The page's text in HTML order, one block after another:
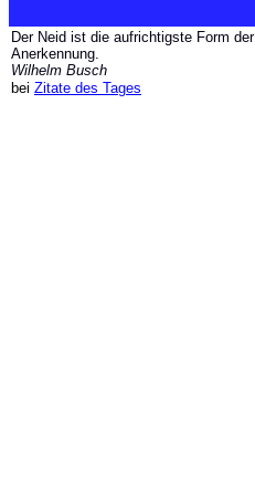
Der Neid ist die aufrichtigste Form der
Anerkennung.
Wilhelm Busch
bei Zitate des Tages